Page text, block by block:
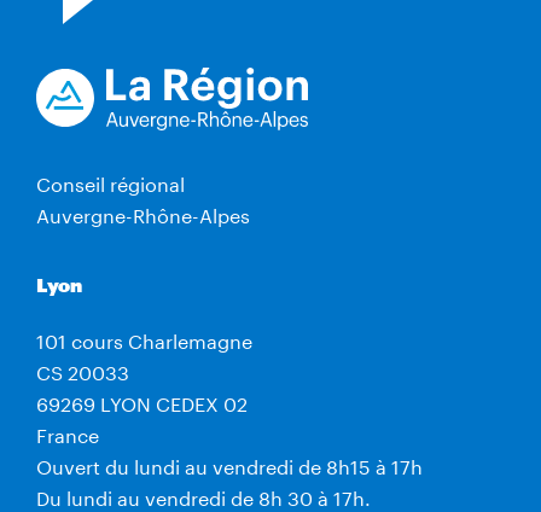
Conseil régional
Auvergne-Rhône-Alpes
Lyon
101 cours Charlemagne
CS 20033
69269 LYON CEDEX 02
France
Ouvert du lundi au vendredi de 8h15 à 17h
Du lundi au vendredi de 8h 30 à 17h.